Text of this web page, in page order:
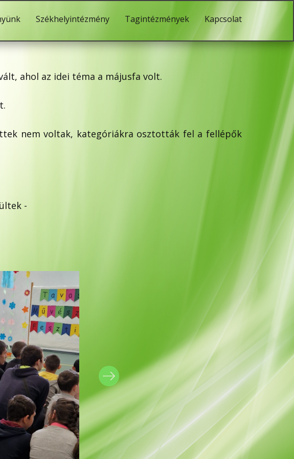
Székhelyintézmény Tagintézmények Kapcsolat
ahol az idei téma a májusfa volt.
nem voltak, kategóriákra osztották fel a fellépők
-